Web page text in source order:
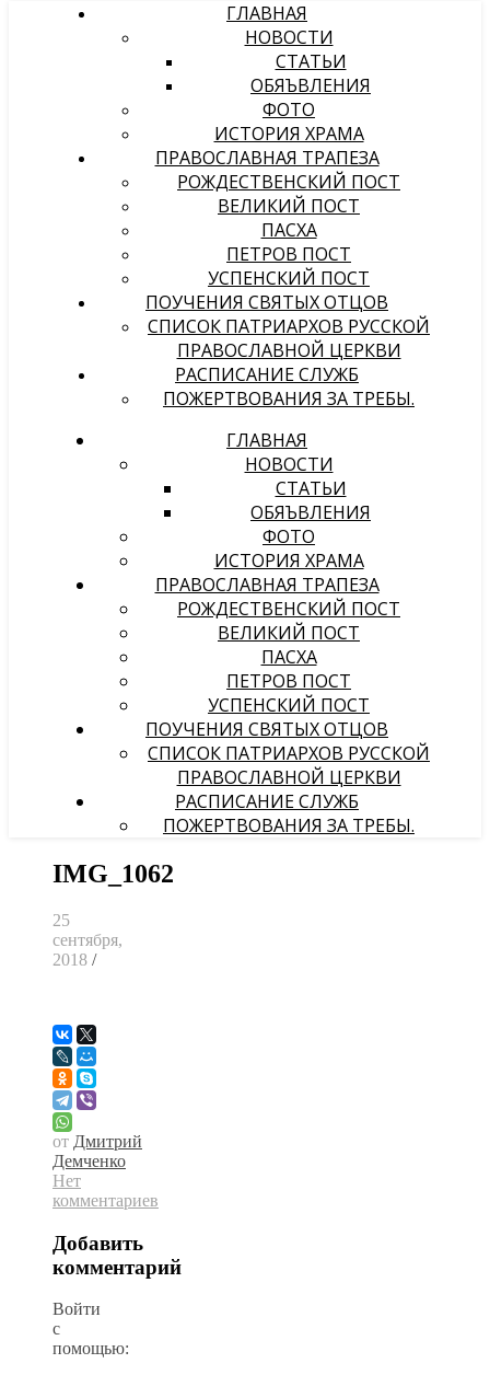
ГЛАВНАЯ
НОВОСТИ
СТАТЬИ
ОБЯЪВЛЕНИЯ
ФОТО
ИСТОРИЯ ХРАМА
ПРАВОСЛАВНАЯ ТРАПЕЗА
РОЖДЕСТВЕНСКИЙ ПОСТ
ВЕЛИКИЙ ПОСТ
ПАСХА
ПЕТРОВ ПОСТ
УСПЕНСКИЙ ПОСТ
ПОУЧЕНИЯ СВЯТЫХ ОТЦОВ
СПИСОК ПАТРИАРХОВ РУССКОЙ
ПРАВОСЛАВНОЙ ЦЕРКВИ
РАСПИСАНИЕ СЛУЖБ
ПОЖЕРТВОВАНИЯ ЗА ТРЕБЫ.
ГЛАВНАЯ
НОВОСТИ
СТАТЬИ
ОБЯЪВЛЕНИЯ
ФОТО
ИСТОРИЯ ХРАМА
ПРАВОСЛАВНАЯ ТРАПЕЗА
РОЖДЕСТВЕНСКИЙ ПОСТ
ВЕЛИКИЙ ПОСТ
ПАСХА
ПЕТРОВ ПОСТ
УСПЕНСКИЙ ПОСТ
ПОУЧЕНИЯ СВЯТЫХ ОТЦОВ
СПИСОК ПАТРИАРХОВ РУССКОЙ
ПРАВОСЛАВНОЙ ЦЕРКВИ
РАСПИСАНИЕ СЛУЖБ
ПОЖЕРТВОВАНИЯ ЗА ТРЕБЫ.
IMG_1062
25
сентября,
2018 /
от Дмитрий
Демченко
Нет
комментариев
Добавить
комментарий
Войти
с
помощью: